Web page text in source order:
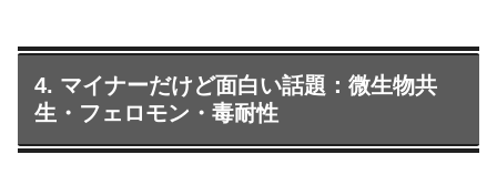
4. マイナーだけど面白い話題：微生物共
生・フェロモン・毒耐性